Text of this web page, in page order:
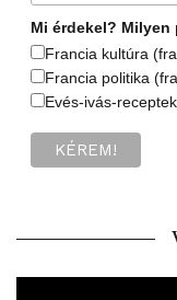
Mi érdekel?
Francia kultúra
Francia politika
Evés-ivás-